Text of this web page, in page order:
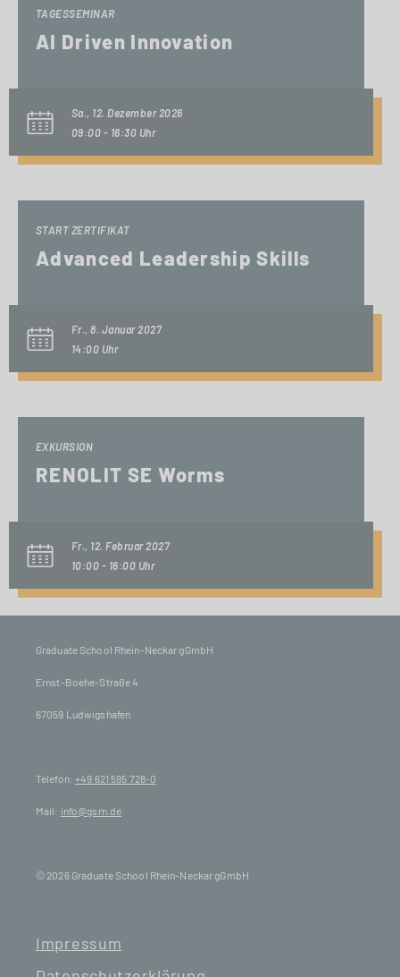
TAGESSEMINAR
AI Driven Innovation
Sa., 12. Dezember 2026
09:00 - 16:30 Uhr
START ZERTIFIKAT
Advanced Leadership Skills
Fr., 8. Januar 2027
14:00 Uhr
EXKURSION
RENOLIT SE Worms
Fr., 12. Februar 2027
10:00 - 16:00 Uhr
Graduate School Rhein-Neckar gGmbH
Ernst-Boehe-Straße 4
67059 Ludwigshafen
Telefon:+49 621 595 728-0
Mail: info@gsrn.de
© 2026 Graduate School Rhein-Neckar gGmbH
Impressum